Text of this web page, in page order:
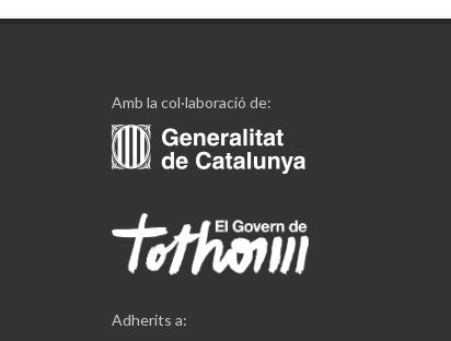
Amb la col·laboració de:
Adherits a: